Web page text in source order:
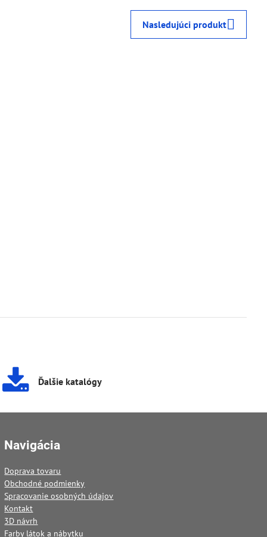
Nasledujúci produkt
Ďalšie katalógy
Navigácia
Doprava tovaru
Obchodné podmienky
Spracovanie osobných údajov
Kontakt
3D návrh
Farby látok a nábytku